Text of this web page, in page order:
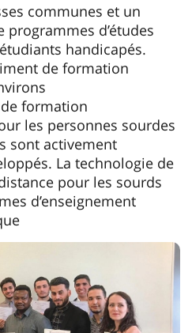
communes et un
d’études
handicapés.
de formation
formation
les personnes sourdes
sont activement
La technologie de
pour les sourds
d’enseignement